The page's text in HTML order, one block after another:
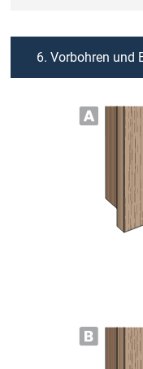
6. Vorbohren und